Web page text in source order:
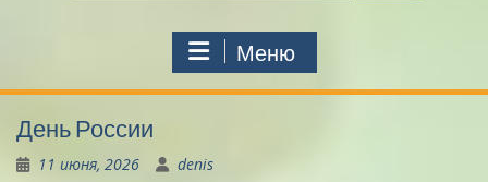
Меню
День России
11 июня, 2026 denis